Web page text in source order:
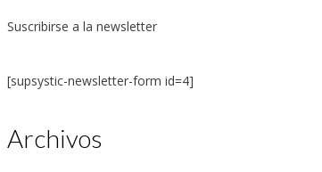
Suscribirse a la newsletter
[supsystic-newsletter-form id=4]
Archivos